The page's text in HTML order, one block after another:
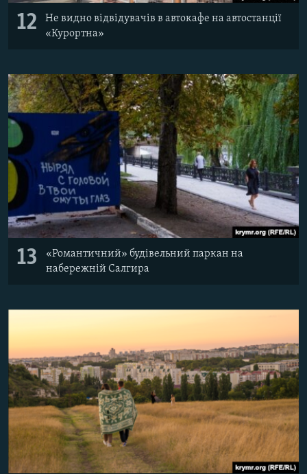
12
Не видно відвідувачів в автокафе на автостанції
«Курортна»
13
«Романтичний» будівельний паркан на
набережній Салгира